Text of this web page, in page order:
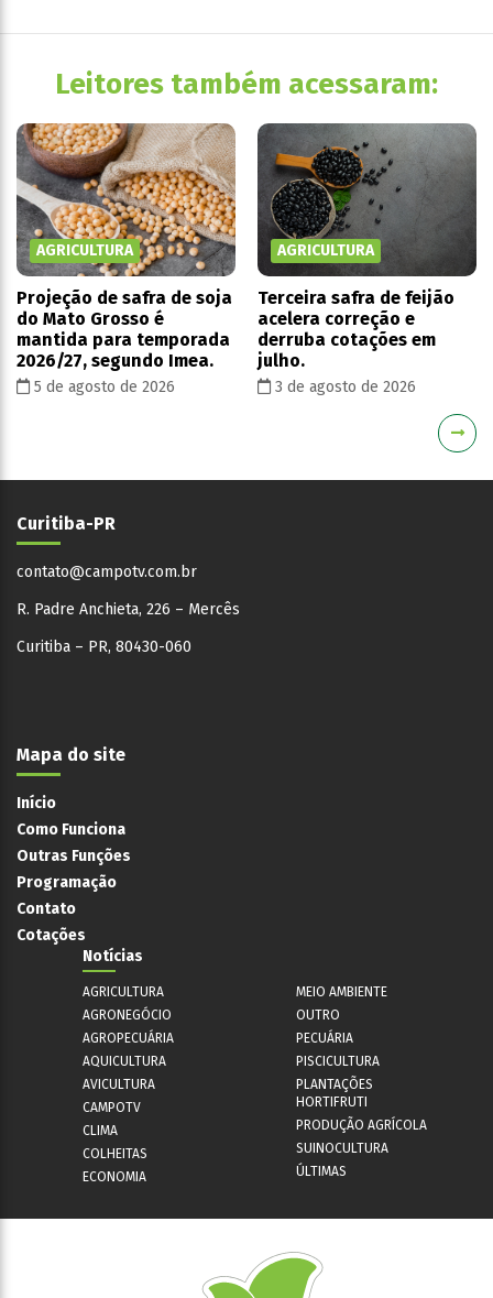
Leitores também acessaram:
AGRICULTURA
Projeção de safra de soja
do Mato Grosso é
mantida para temporada
2026/27, segundo Imea.
5 de agosto de 2026
AGRICULTURA
Terceira safra de feijão
acelera correção e
derruba cotações em
julho.
3 de agosto de 2026
Curitiba-PR
contato@campotv.com.br
R. Padre Anchieta, 226 – Mercês
Curitiba – PR, 80430-060
Mapa do site
Início
Como Funciona
Outras Funções
Programação
Contato
Cotações
Notícias
AGRICULTURA
AGRONEGÓCIO
AGROPECUÁRIA
AQUICULTURA
AVICULTURA
CAMPOTV
CLIMA
COLHEITAS
ECONOMIA
MEIO AMBIENTE
OUTRO
PECUÁRIA
PISCICULTURA
PLANTAÇÕES
HORTIFRUTI
PRODUÇÃO AGRÍCOLA
SUINOCULTURA
ÚLTIMAS